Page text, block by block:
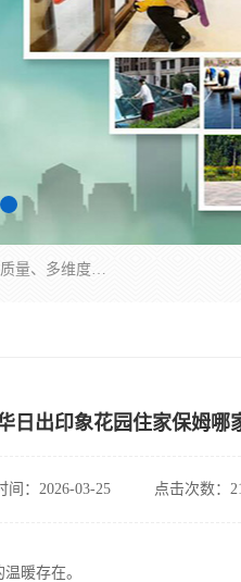
深圳市柏林家政有限公司是一家服务于深圳市民的专业家政公司。致力于为客户提供高质量、多维度的家庭服务，包括养老、母婴、月嫂育婴早教、康复理疗、家电清洗和保洁等方面的专业服务。
日出印象花园住家保姆哪
间：2026-03-25 点击次数：
暖存在。